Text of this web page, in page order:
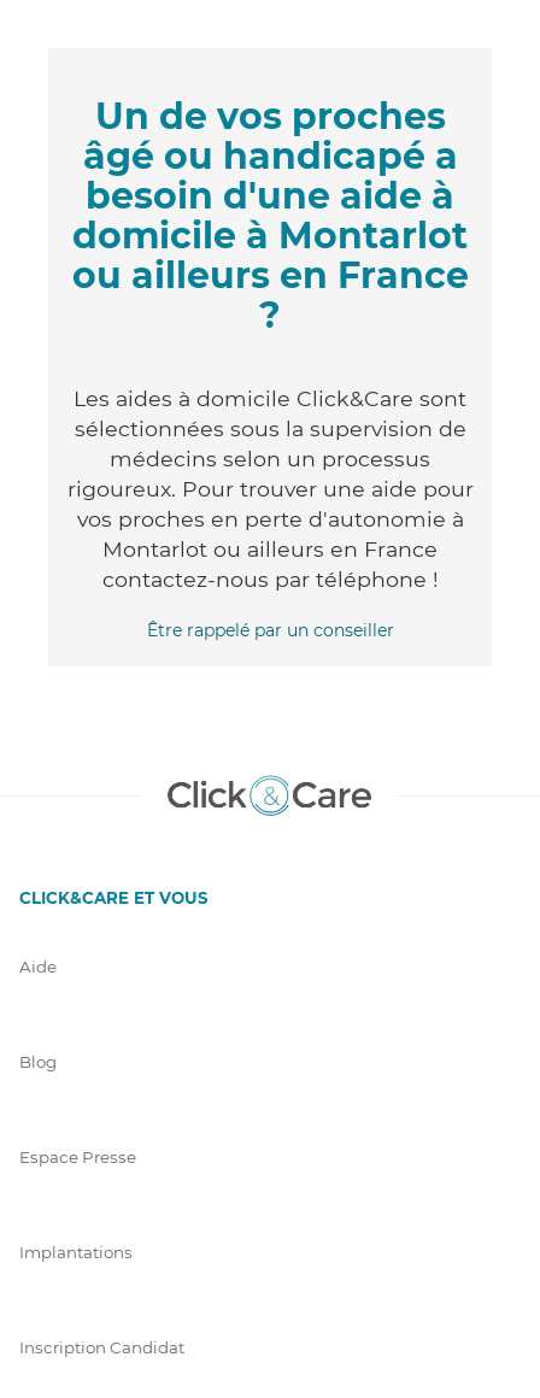
Un de vos proches
âgé ou handicapé a
besoin d'une aide à
domicile à Montarlot
ou ailleurs en France
?
Les aides à domicile Click&Care sont
sélectionnées sous la supervision de
médecins selon un processus
rigoureux. Pour trouver une aide pour
vos proches en perte d'autonomie à
Montarlot ou ailleurs en France
contactez-nous par téléphone !
Être rappelé par un conseiller
CLICK&CARE ET VOUS
Aide
Blog
Espace Presse
Implantations
Inscription Candidat